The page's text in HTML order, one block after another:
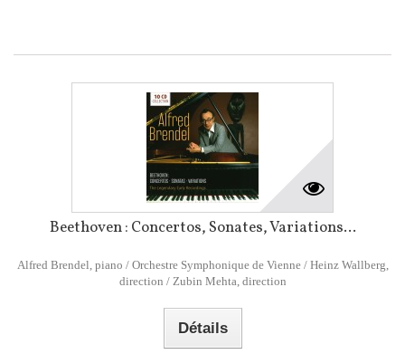
Beethoven : Concertos, Sonates, Variations...
Alfred Brendel, piano / Orchestre Symphonique de Vienne / Heinz Wallberg,
direction / Zubin Mehta, direction
Détails